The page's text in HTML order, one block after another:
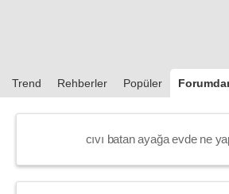
Trend Rehberler Popüler
cıvı batan ayağa evde ne